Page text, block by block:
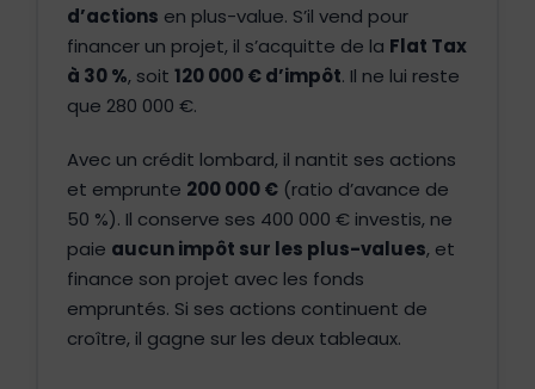
d’actions en plus-value. S’il vend pour
financer un projet, il s’acquitte de la Flat Tax
à 30 %, soit 120 000 € d’impôt. Il ne lui reste
que 280 000 €.
Avec un crédit lombard, il nantit ses actions
et emprunte 200 000 € (ratio d’avance de
50 %). Il conserve ses 400 000 € investis, ne
paie aucun impôt sur les plus-values, et
finance son projet avec les fonds
empruntés. Si ses actions continuent de
croître, il gagne sur les deux tableaux.